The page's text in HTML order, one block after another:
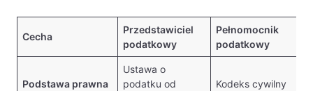
Cecha
Przedstawiciel
podatkowy
Pełnomocnik
podatkowy
Podstawa prawna
Ustawa o
podatku od
Kodeks cywilny